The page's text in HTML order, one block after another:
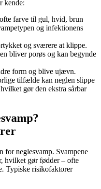
kende:
farve til gul, hvid, brun
og infektionens
og sværere at klippe.
bliver porøs og kan begynde
form og blive ujævn.
tilfælde kan neglen slippe
gør den ekstra sårbar
for neglesvamp. Svampene
hvilket gør fødder – ofte
Typiske risikofaktorer